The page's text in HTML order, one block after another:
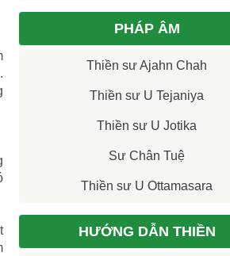
PHÁP ÂM
Thiền sư Ajahn Chah
Thiền sư U Tejaniya
Thiền sư U Jotika
Sư Chân Tuệ
Thiền sư U Ottamasara
HƯỚNG DẪN THIỀN